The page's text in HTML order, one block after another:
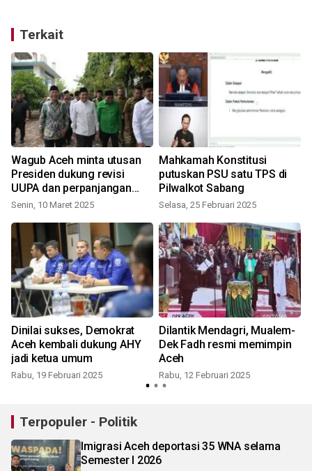
Terkait
Wagub Aceh minta utusan
Presiden dukung revisi
UUPA dan perpanjangan
otsus
Senin, 10 Maret 2025
Mahkamah Konstitusi
putuskan PSU satu TPS di
Pilwalkot Sabang
Selasa, 25 Februari 2025
Dinilai sukses, Demokrat
Aceh kembali dukung AHY
jadi ketua umum
Rabu, 19 Februari 2025
Dilantik Mendagri, Mualem-
Dek Fadh resmi memimpin
Aceh
Rabu, 12 Februari 2025
Terpopuler - Politik
Imigrasi Aceh deportasi 35 WNA selama
Semester I 2026